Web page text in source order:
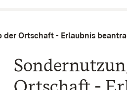
Ortschaft - Erlaubnis